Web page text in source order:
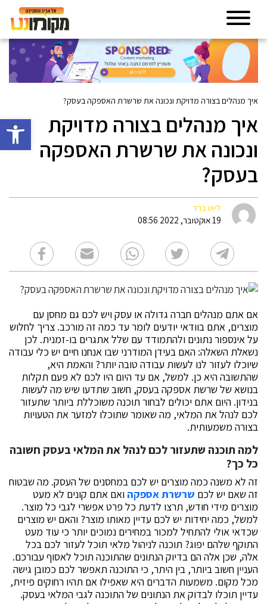
פתח
איך מנהלים בצורה מדויקת ונכונה את שרשרת האספקה בעסק?
איך מנהלים בצורה מדויקת
ונכונה את שרשרת האספקה
בעסק?
ליאו ברד
19 אוקטובר, 2022 08:56
אם אתם מנהלים חברה גדולה או עסק ויש לכם גם מחסן עם
מוצרים, אתם בוודאי יודעים לומר עד כמה זה מורכב. צריך לחלוש
על אינספור נתונים ולהתמודד עם שלל אתגרים בו-זמנית. לכן
נשאלת השאלה: האם בעידן המודרני שבו אנחנו חיים יש כלי עבודה
שיוכלו לעזור לנו לעשות עבודה טובה יותר? והאמת היא,
שהתשובה היא כן. למשל, אם עד היום היו לכם לא פעם תקלות
בנושא של שרשת אספקה בעסק, חשוב שתדעו שיש מה לעשות
בנידון. היום אתם יכולים לבחור תוכנה משוכללת ביותר שתעזור
לכם לנהל את המלאי, מה שאומר שתוכלו למזער את הטעויות
בצורה משמעותית.
למה תוכנה שתעזור לכם לנהל את המלאי בעסק חשובה
כל כך?
זה לא משנה כמה מוצרים יש לכם במחסנים של העסק. מה שבטוח
זה שאם יש לכם שרשרת אספקה ואם אתם קונים לא מעט
מוצרים מידי חודש, תרצו לדעת כל פרט אפשרי לגבי כל מוצר.
למשל, כמה יחידות יש לכם עדיין מאותו מוצר? והאם יש מוצרים
שכדאי אולי להתחיל למכור במחירים נמוכים יותר כי עוד מעט
התוקף שלהם יפוג? תוכנה לניהול מלאי תוכל לעזור לכם בכל
אלה, שכן אלה הם בדיוק הנתונים שהתוכנה תוכל לאסוף עבורכם.
העניין חשוב ביותר, בין היתר, כי התוכנה תאפשר לכם כמובן גישה
מכל מקום. משמעות הדברים היא שאפילו אם תהיו רחוקים פיזית,
עדיין תוכלו לבדוק את הנתונים של התוכנה לגבי המלאי בעסק.